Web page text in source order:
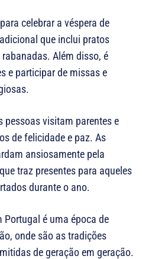
celebrar a véspera de
que inclui pratos
Além disso, é
e participar de missas e
pessoas visitam parentes e
de felicidade e paz. As
ansiosamente pela
traz presentes para aqueles
durante o ano.
Portugal é uma época de
onde são as tradições
de geração em geração.